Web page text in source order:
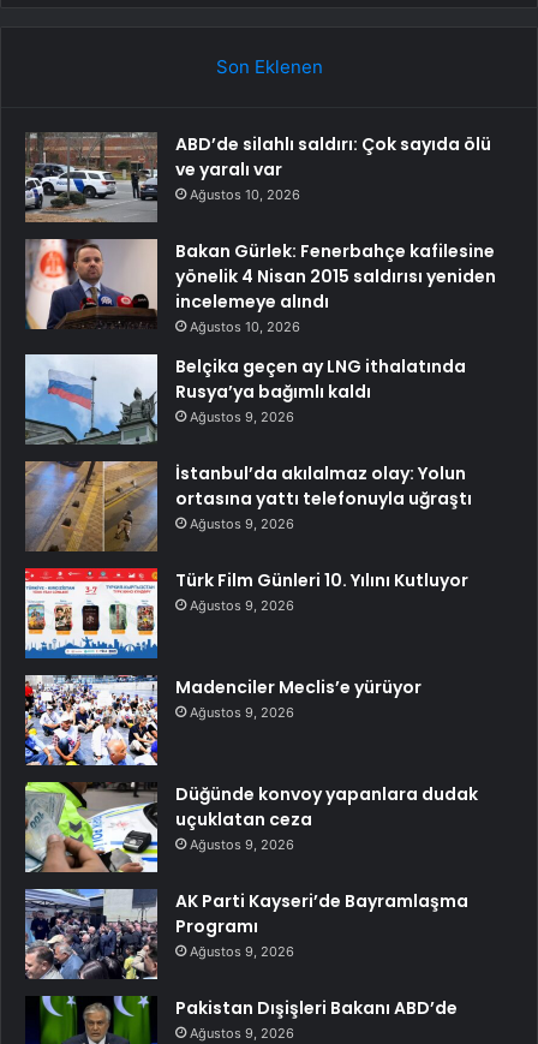
Son Eklenen
ABD’de silahlı saldırı: Çok sayıda ölü
ve yaralı var
Ağustos 10, 2026
Bakan Gürlek: Fenerbahçe kafilesine
yönelik 4 Nisan 2015 saldırısı yeniden
incelemeye alındı
Ağustos 10, 2026
Belçika geçen ay LNG ithalatında
Rusya’ya bağımlı kaldı
Ağustos 9, 2026
İstanbul’da akılalmaz olay: Yolun
ortasına yattı telefonuyla uğraştı
Ağustos 9, 2026
Türk Film Günleri 10. Yılını Kutluyor
Ağustos 9, 2026
Madenciler Meclis’e yürüyor
Ağustos 9, 2026
Düğünde konvoy yapanlara dudak
uçuklatan ceza
Ağustos 9, 2026
AK Parti Kayseri’de Bayramlaşma
Programı
Ağustos 9, 2026
Pakistan Dışişleri Bakanı ABD’de
Ağustos 9, 2026